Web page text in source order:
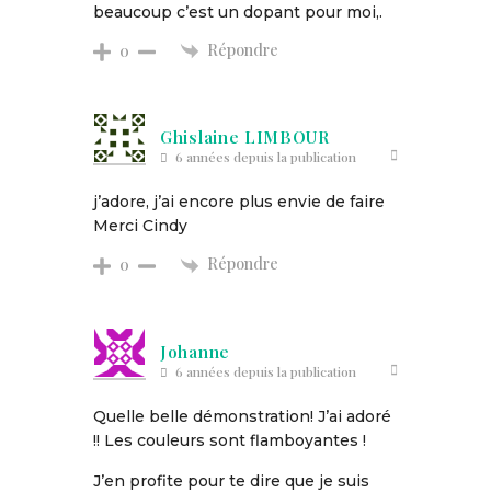
beaucoup c’est un dopant pour moi,.
0 Répondre
Ghislaine LIMBOUR
6 années depuis la publication
j’adore, j’ai encore plus envie de faire
Merci Cindy
0 Répondre
Johanne
6 années depuis la publication
Quelle belle démonstration! J’ai adoré
!! Les couleurs sont flamboyantes !
J’en profite pour te dire que je suis